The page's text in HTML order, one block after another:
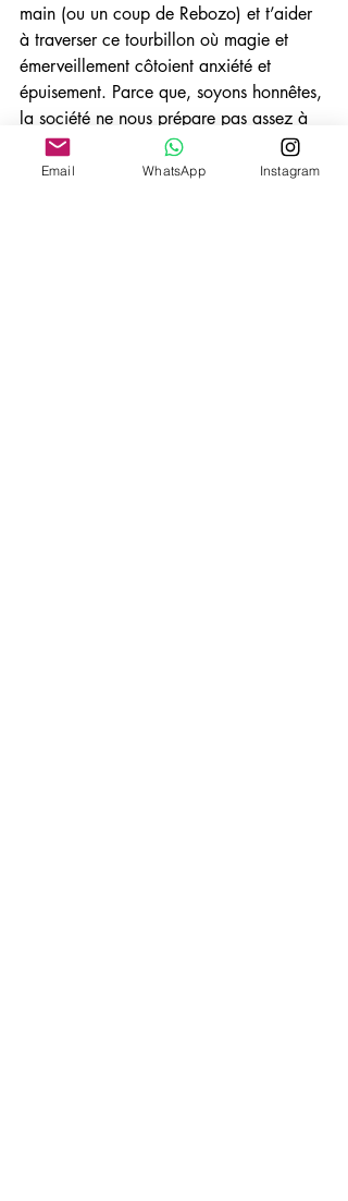
main (ou un coup de Rebozo) et t’aider
à traverser ce tourbillon où magie et
émerveillement côtoient anxiété et
épuisement. Parce que, soyons honnêtes,
la société ne nous prépare pas assez à
ce moment où tout change. Mais avec
une doula à tes côtés, tu ne seras jamais
Email WhatsApp Instagram